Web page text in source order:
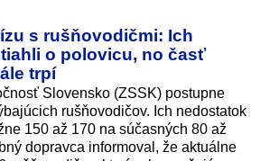
s rušňovodičmi: Ich
o polovicu, no časť
trpí
Slovensko (ZSSK) postupne
rušňovodičov. Ich nedostatok
150 až 170 na súčasných 80 až
dopravca informoval, že aktuálne